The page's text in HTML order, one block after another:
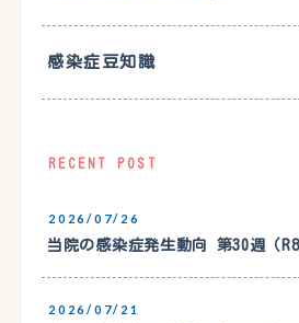
感染症豆知識
RECENT POST
2026/07/26
当院の感染症発生動向 第30週（
2026/07/21